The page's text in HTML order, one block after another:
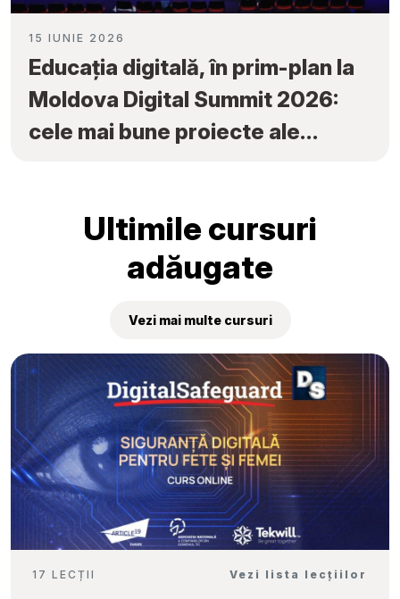
15 IUNIE 2026
Educația digitală, în prim-plan la
Moldova Digital Summit 2026:
cele mai bune proiecte ale
Ultimile cursuri
adăugate
Vezi mai multe cursuri
17 LECȚII Vezi lista lecțiilor